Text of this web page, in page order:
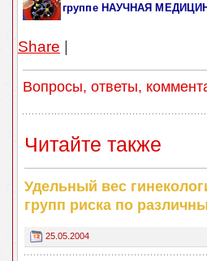
группе НАУЧНАЯ
Share |
Вопросы, ответы,
Читайте также
Удельный вес
групп риска по
25.05.2004